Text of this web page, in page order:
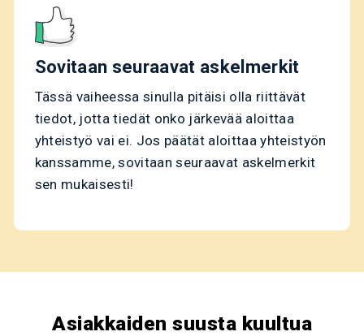
Sovitaan seuraavat askelmerkit
Tässä vaiheessa sinulla pitäisi olla riittävät
tiedot, jotta tiedät onko järkevää aloittaa
yhteistyö vai ei. Jos päätät aloittaa yhteistyön
kanssamme, sovitaan seuraavat askelmerkit
sen mukaisesti!
Asiakkaiden suusta kuultua